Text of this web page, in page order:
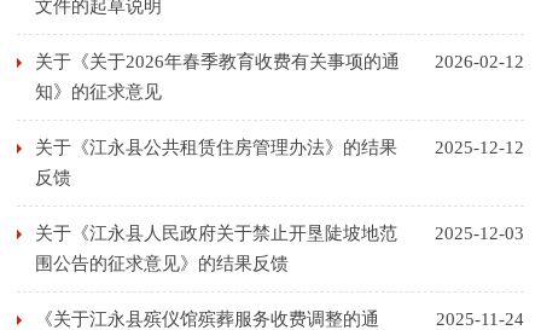
文件的起草说明
2026-02-12
关于《关于2026年春季教育收费有关事项的通
知》的征求意见
2025-12-12
关于《江永县公共租赁住房管理办法》的结果
反馈
2025-12-03
关于《江永县人民政府关于禁止开垦陡坡地范
围公告的征求意见》的结果反馈
2025-11-24
《关于江永县殡仪馆殡葬服务收费调整的通